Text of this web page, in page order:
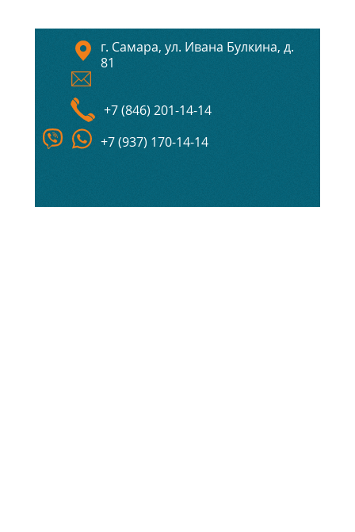
г. Самара, ул. Ивана Булкина, д.
81
+7 (846) 201-14-14
+7 (937) 170-14-14